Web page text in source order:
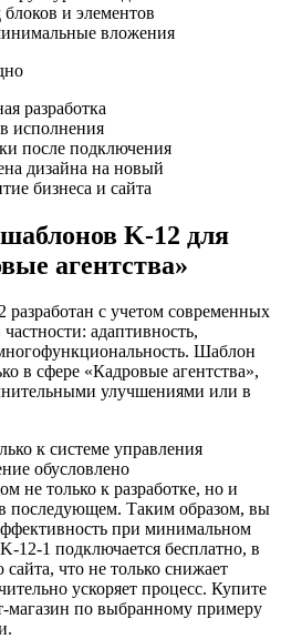
и элементов
вложения
разработка
исполнения
после подключения
дизайна на новый
бизнеса и сайта
K-12 для
агентства»
с учетом современных
адаптивность,
Шаблон
в сфере «Кадровые агентства»,
улучшениями или в
к системе управления
обусловлено
не только к разработке, но и
последующем. Таким образом, вы
при минимальном
12-1 подключается бесплатно, в
что не только снижает
ускоряет процесс. Купите
магазин по выбранному примеру